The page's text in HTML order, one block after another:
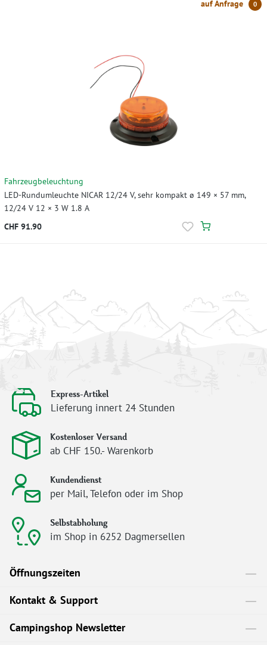
auf Anfrage 0
Fahrzeugbeleuchtung
LED-Rundumleuchte NICAR 12/24 V, sehr kompakt ø 149 × 57 mm,
12/24 V 12 × 3 W 1.8 A
CHF 91.90
Express-Artikel
Lieferung innert 24 Stunden
Kostenloser Versand
ab CHF 150.- Warenkorb
Kundendienst
per Mail, Telefon oder im Shop
Selbstabholung
im Shop in 6252 Dagmersellen
Öffnungszeiten
Kontakt & Support
Campingshop Newsletter